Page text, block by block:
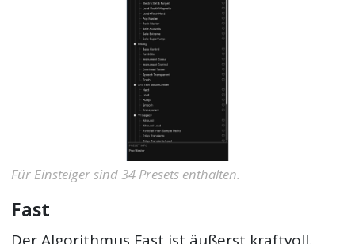
Für Einsteiger sind 34 Presets enthalten.
Fast